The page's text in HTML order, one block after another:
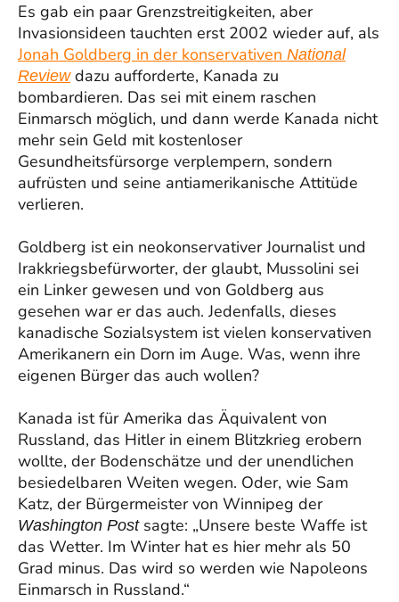
Es gab ein paar Grenzstreitigkeiten, aber
Invasionsideen tauchten erst 2002 wieder auf, als
Jonah Goldberg in der konservativen National
Reviewdazu aufforderte, Kanada zu
bombardieren. Das sei mit einem raschen
Einmarsch möglich, und dann werde Kanada nicht
mehr sein Geld mit kostenloser
Gesundheitsfürsorge verplempern, sondern
aufrüsten und seine antiamerikanische Attitüde
verlieren.
Goldberg ist ein neokonservativer Journalist und
Irakkriegsbefürworter, der glaubt, Mussolini sei
ein Linker gewesen und von Goldberg aus
gesehen war er das auch. Jedenfalls, dieses
kanadische Sozialsystem ist vielen konservativen
Amerikanern ein Dorn im Auge. Was, wenn ihre
eigenen Bürger das auch wollen?
Kanada ist für Amerika das Äquivalent von
Russland, das Hitler in einem Blitzkrieg erobern
wollte, der Bodenschätze und der unendlichen
besiedelbaren Weiten wegen. Oder, wie Sam
Katz, der Bürgermeister von Winnipeg der
Washington Postsagte: „Unsere beste Waffe ist
das Wetter. Im Winter hat es hier mehr als 50
Grad minus. Das wird so werden wie Napoleons
Einmarsch in Russland.“